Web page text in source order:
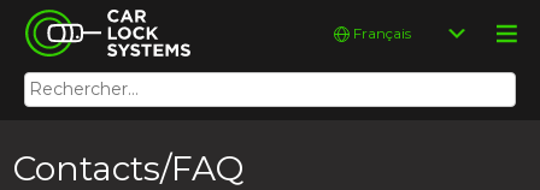
Skip
content
Car Lock Systems
Car Lock Systems
Rechercher :
Choisir
langue
Contacts/FAQ